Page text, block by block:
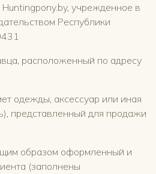
учрежденное в
Республики
расположенный по адресу
одежды, аксессуар или иная
представленный для продажи
образом оформленный и
(заполнены